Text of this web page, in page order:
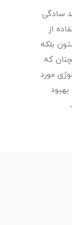
سادگی
از
بلکه
که
مورد